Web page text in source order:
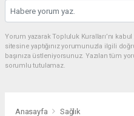
Yorum yazarak Topluluk Kuralları’nı
sitesine yaptığınız yorumunuzla ilgili
başınıza üstleniyorsunuz. Yazılan tüm
sorumlu tutulamaz.
Anasayfa Sağlık